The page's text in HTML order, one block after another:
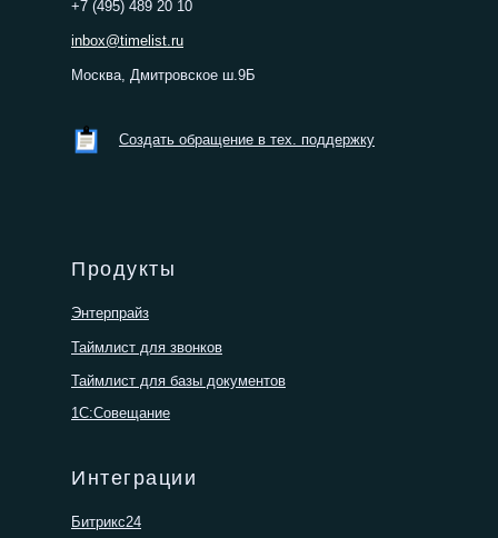
Создать обращение в тех. поддержку
Битрикс24
Интеграции
+7 (495) 489 20 10
inbox@timelist.ru
Москва, Дмитровское ш.9Б
Таймлист для звонков
Энтерпрайз
1С:Совещание
Таймлист для базы документов
Продукты